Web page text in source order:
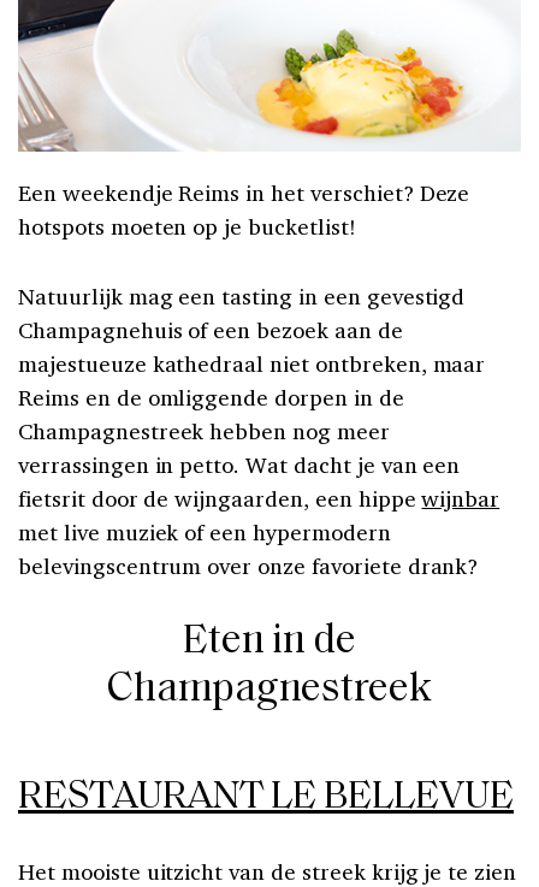
Een weekendje Reims in het verschiet? Deze
hotspots moeten op je bucketlist!
Natuurlijk mag een tasting in een gevestigd
Champagnehuis of een bezoek aan de
majestueuze kathedraal niet ontbreken, maar
Reims en de omliggende dorpen in de
Champagnestreek hebben nog meer
verrassingen in petto. Wat dacht je van een
fietsrit door de wijngaarden, een hippewijnbar
met live muziek of een hypermodern
belevingscentrum over onze favoriete drank?
Eten in de
Champagnestreek
RESTAURANT LE BELLEVUE
Het mooiste uitzicht van de streek krijg je te zien